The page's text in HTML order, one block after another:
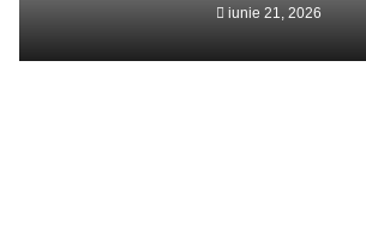
iunie 21, 2026